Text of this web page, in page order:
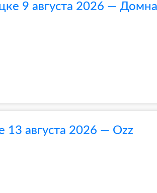
9 августа 2026 — Домна
13 августа 2026 — Ozz